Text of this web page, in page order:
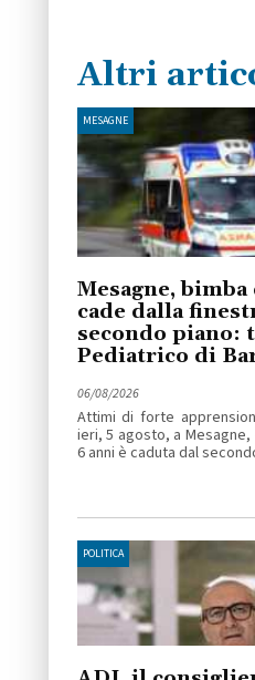
Altri
MESAGNE
Mesagne,
cade dalla
secondo piano:
Pediatrico di
06/08/2026
Attimi di forte
ieri, 5 agosto, a
6 anni è caduta dal
POLITICA